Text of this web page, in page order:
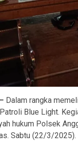
– Dalam rangka
Blue Light.
hukum Polsek
Sabtu (22/3/2025).